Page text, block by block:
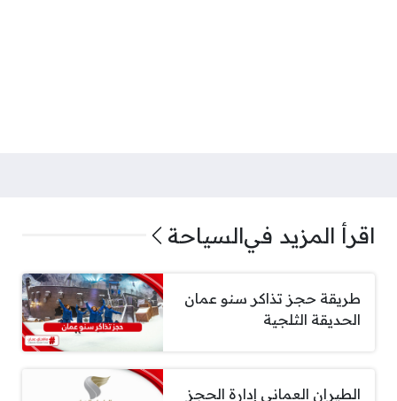
اقرأ المزيد فيالسياحة
طريقة حجز تذاكر سنو عمان
الحديقة الثلجية
الطيران العماني إدارة الحجز